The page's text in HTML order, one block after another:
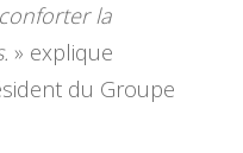
la
» explique
du Groupe